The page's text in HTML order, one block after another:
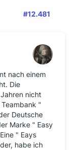
#12.481
nach einem
Die
nicht
"
Deutsche
Marke " Easy
" Eays
habe ich